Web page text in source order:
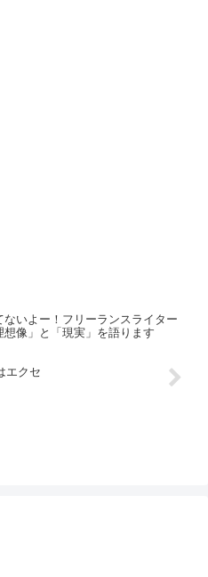
ないよー！フリーランスライター
想像」と「現実」を語ります
エクセ